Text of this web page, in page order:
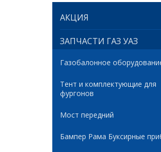
АКЦИЯ
ЗАПЧАСТИ ГАЗ УАЗ
Газобалонное
Тент и комплектующие для
фургонов
Мост передний
Бампер Рама Буксирные